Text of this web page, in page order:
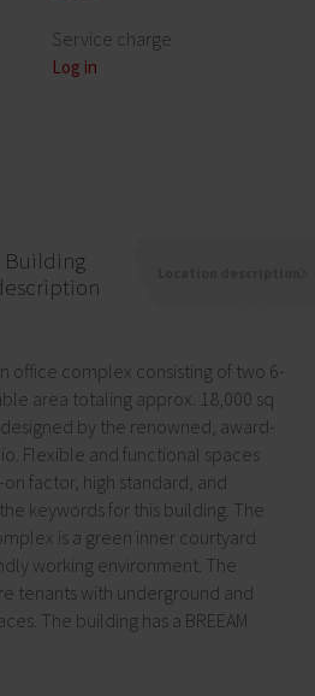
Service charge
Log in
Building
office complex consisting of two 6-
area totaling approx. 18,000 sq
by the renowned, award-
Flexible and functional spaces
factor, high standard, and
keywords for this building. The
is a green inner courtyard
working environment. The
tenants with underground and
The building has a BREEAM